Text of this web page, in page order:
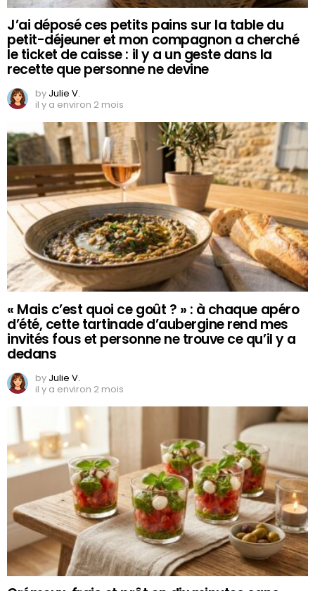
J’ai déposé ces petits pains sur la table du
petit-déjeuner et mon compagnon a cherché
le ticket de caisse : il y a un geste dans la
recette que personne ne devine
by Julie V.
il y a environ 2 mois
« Mais c’est quoi ce goût ? » : à chaque apéro
d’été, cette tartinade d’aubergine rend mes
invités fous et personne ne trouve ce qu’il y a
dedans
by Julie V.
il y a environ 2 mois